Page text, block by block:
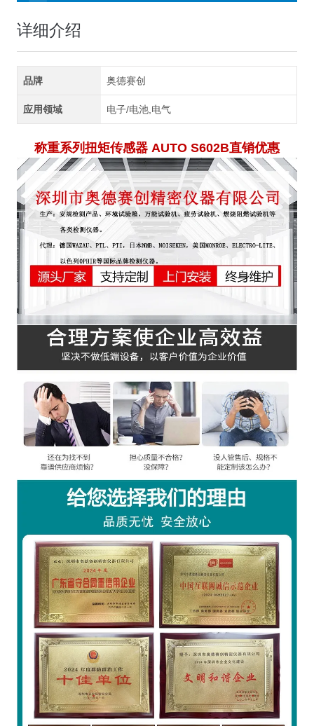
详细介绍
品牌 奥德赛创
应用领域 电子/电池,电气
称重系列扭矩传感器 AUTO S602B直销优惠